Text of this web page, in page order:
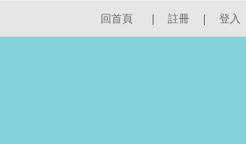
回首頁 註冊 登入